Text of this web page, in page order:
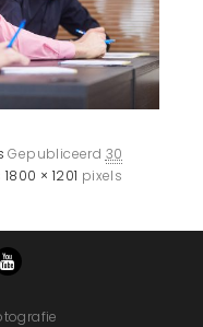
Gepubliceerd 30
1800 × 1201 pixels